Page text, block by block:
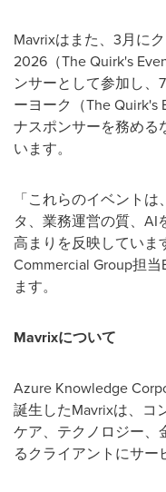
Mavrixはまた、3月に
2026（The Quirk's
ンサーとして参加し、
ーヨーク（The Quirk's
ナスポンサーを務める
います。
「これらのイベント
タ、業務運営の質、AI
高まりを反映していま
Commercial Group担
ます。
Mavrixについて
Azure Knowledge
誕生したMavrixは、コ
ケア、テクノロジー、
るクライアントにサー